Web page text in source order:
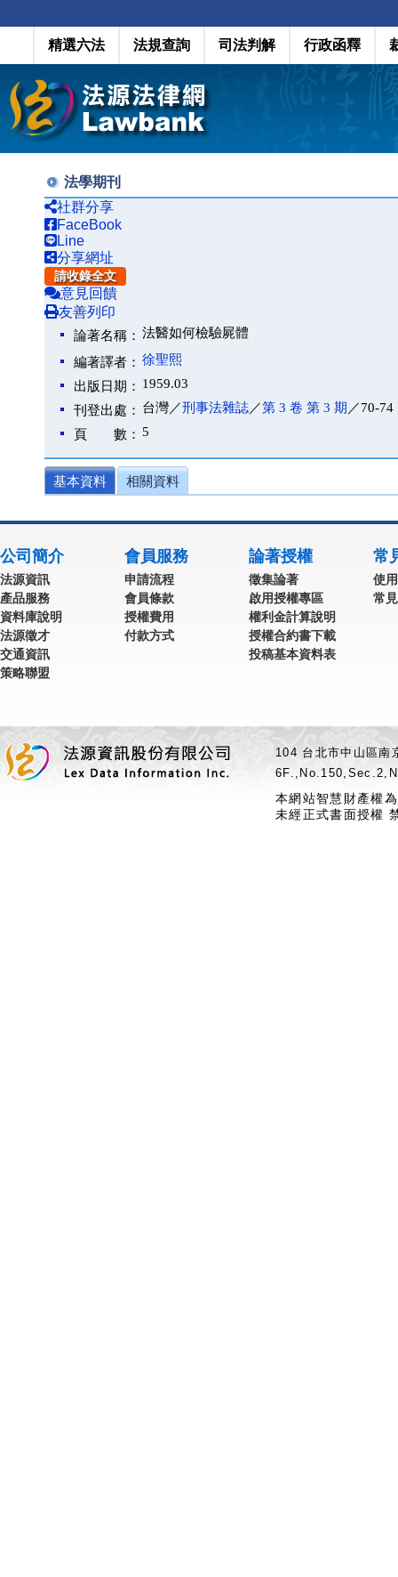
精選六法 法規查詢 司法判解 行政函釋
法學期刊
社群分享
FaceBook
Line
分享網址
請收錄全文
意見回饋
友善列印
論著名稱： 法醫如何檢驗屍體
編著譯者： 徐聖熙
出版日期： 1959.03
刊登出處： 台灣／刑事法雜誌／第 3 卷 第 3 期 ／70-74
頁 數： 5
基本資料 相關資料
公司簡介
法源資訊
產品服務
資料庫說明
法源徵才
交通資訊
策略聯盟
會員服務
申請流程
會員條款
授權費用
付款方式
論著授權
徵集論著
啟用授權專區
權利金計算說明
授權合約書下載
投稿基本資料表
常
使
常
104 台北市中山區
本網站智慧財產權
未經正式書面授權